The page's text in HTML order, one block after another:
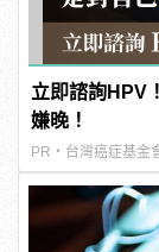
立即諮詢HPV
嫌晚！
PR・台灣癌症基金